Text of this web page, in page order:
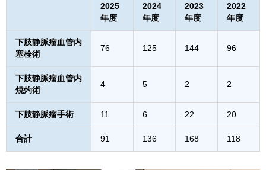
2025
年度
2024
年度
2023
年度
2022
年度
下肢静脈瘤血管内
塞栓術
76 125 144 96
下肢静脈瘤血管内
焼灼術
4 5 2 2
下肢静脈瘤手術 11 6 22 20
合計 91 136 168 118